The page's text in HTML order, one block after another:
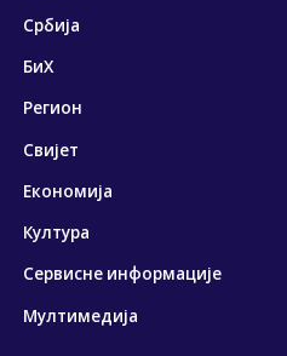
Србија
БиХ
Регион
Свијет
Економија
Култура
Сервисне информације
Мултимедија